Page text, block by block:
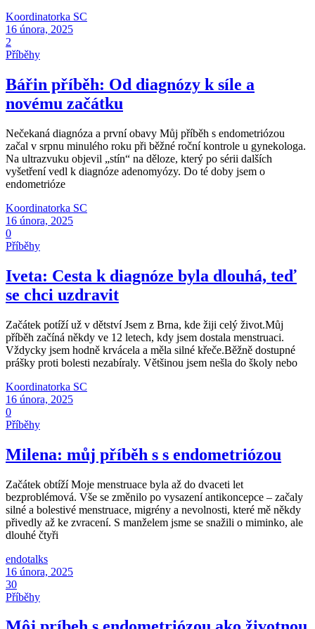
Koordinatorka SC
16 února, 2025
2
Příběhy
Bářin příběh: Od diagnózy k síle a
novému začátku
Nečekaná diagnóza a první obavy Můj příběh s endometriózou
začal v srpnu minulého roku při běžné roční kontrole u gynekologa.
Na ultrazvuku objevil „stín“ na děloze, který po sérii dalších
vyšetření vedl k diagnóze adenomyózy. Do té doby jsem o
endometrióze
Koordinatorka SC
16 února, 2025
0
Příběhy
Iveta: Cesta k diagnóze byla dlouhá, teď
se chci uzdravit
Začátek potíží už v dětství Jsem z Brna, kde žiji celý život.Můj
příběh začíná někdy ve 12 letech, kdy jsem dostala menstruaci.
Vždycky jsem hodně krvácela a měla silné křeče.Běžně dostupné
prášky proti bolesti nezabíraly. Většinou jsem nešla do školy nebo
Koordinatorka SC
16 února, 2025
0
Příběhy
Milena: můj příběh s s endometriózou
Začátek obtíží Moje menstruace byla až do dvaceti let
bezproblémová. Vše se změnilo po vysazení antikoncepce – začaly
silné a bolestivé menstruace, migrény a nevolnosti, které mě někdy
přivedly až ke zvracení. S manželem jsme se snažili o miminko, ale
dlouhé čtyři
endotalks
16 února, 2025
30
Příběhy